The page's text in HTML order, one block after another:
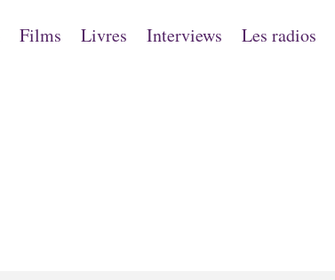
Films Livres Interviews Les radios